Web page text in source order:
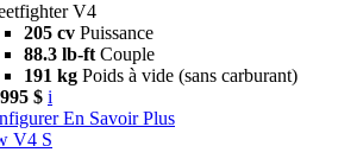
V4
205 cv Puissance
88.3 lb-ft Couple
191 kg Poids à vide (sans carburant)
$ i
En Savoir Plus
V4 S